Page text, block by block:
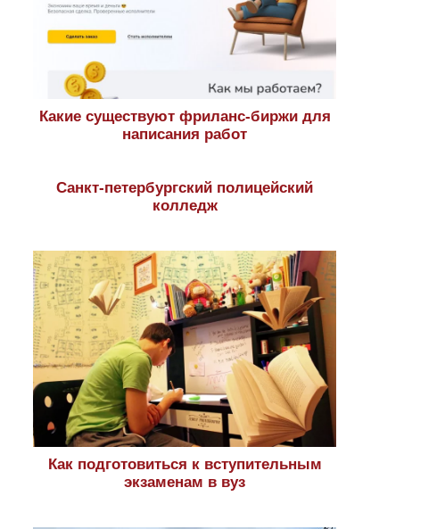
Какие существуют фриланс-биржи для
написания работ
Санкт-петербургский полицейский
колледж
Как подготовиться к вступительным
экзаменам в вуз